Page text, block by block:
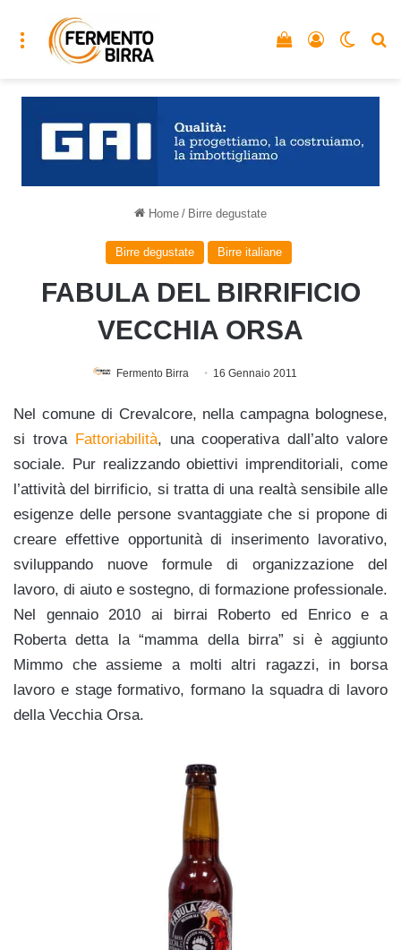
Menu Accedi
Vedi il carrello
Home / Birre degustate
Birre degustate Birre italiane
FABULA DEL BIRRIFICIO
VECCHIA ORSA
Fermento Birra 16 Gennaio 2011
Nel comune di Crevalcore, nella campagna bolognese,
si trova Fattoriabilità, una cooperativa dall’alto valore
sociale. Pur realizzando obiettivi imprenditoriali, come
l’attività del birrificio, si tratta di una realtà sensibile alle
esigenze delle persone svantaggiate che si propone di
creare effettive opportunità di inserimento lavorativo,
sviluppando nuove formule di organizzazione del
lavoro, di aiuto e sostegno, di formazione professionale.
Nel gennaio 2010 ai birrai Roberto ed Enrico e a
Roberta detta la “mamma della birra” si è aggiunto
Mimmo che assieme a molti altri ragazzi, in borsa
lavoro e stage formativo, formano la squadra di lavoro
della Vecchia Orsa.